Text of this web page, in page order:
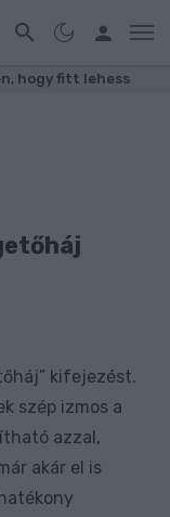
hogy fitt lehess
kifejezést.
szép izmos a
azzal,
akár el is